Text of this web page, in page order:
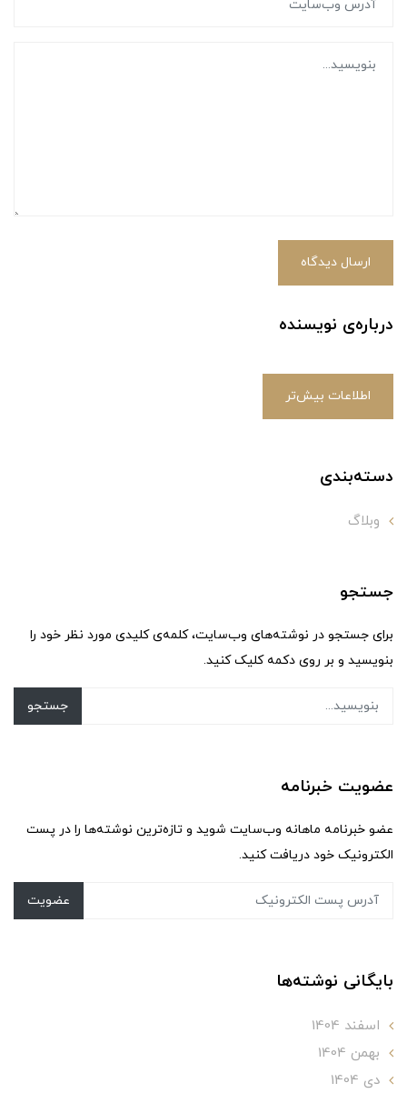
ارسال دیدگاه
درباره‌ی نویسنده
اطلاعات بیش‌تر
دسته‌بندی
وبلاگ
جستجو
برای جستجو در نوشته‌های وب‌سایت، کلمه‌ی کلیدی مورد نظر خود را
بنویسید و بر روی دکمه کلیک کنید.
جستجو
عضویت خبرنامه
عضو خبرنامه ماهانه وب‌سایت شوید و تازه‌ترین نوشته‌ها را در پست
الکترونیک خود دریافت کنید.
عضویت
بایگانی نوشته‌ها
اسفند 1404
بهمن 1404
دی 1404